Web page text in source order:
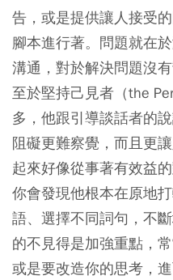
告，或是提供讓人接受
腳本進行著。問題就在
溝通，對於解決問題沒有
至於堅持己見者（the
多，他跟引導談話者的
阻礙更難察覺，而且更
起來好像從事著有效益
你會發現他根本在原地
語、選擇不同詞句，不
的不見得是加強重點，
或是要改造你的思考，